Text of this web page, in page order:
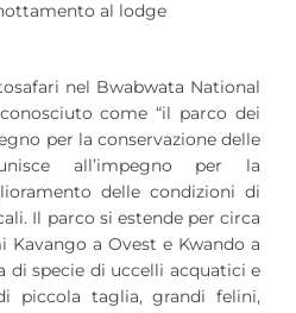
al lodge
nel Bwabwata National
come “il parco dei
per la conservazione delle
all’impegno per la
delle condizioni di
Il parco si estende per circa
a Ovest e Kwando a
di specie di uccelli acquatici e
piccola taglia, grandi felini,